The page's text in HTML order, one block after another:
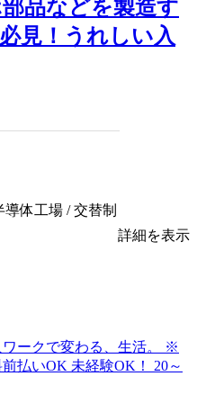
品などを製造す
見！うれしい入
体工場 / 交替制
詳細を表示